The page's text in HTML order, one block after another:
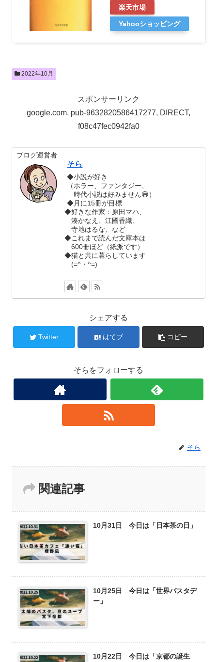
楽天市場
Yahooショッピング
2022年10月
スポンサーリンク
google.com, pub-9632820586417277, DIRECT,
f08c47fec0942fa0
ブログ運営者
そら
◆小説が好き
（ホラー、ファンタジー、
時代小説は好みません😅）
◆月に15冊が目標
◆好きな作家：原田マハ、
湊かなえ、江國香織、
寺地はるな、など
◆これまで読んだ文庫本は
600冊ほど（紙派です）
◆猫と共に暮らしています
(=^・^=)
シェアする
Twitter はてブ コピー
そらをフォローする
そら
関連記事
10月31日 今日は「日本茶の日」
10月25日 今日は「世界パスタデ
ー」
10月22日 今日は「京都の誕生